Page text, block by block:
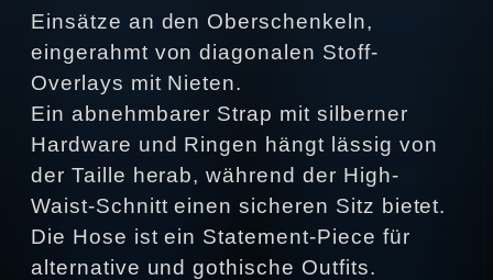
Einsätze an den Oberschenkeln,
eingerahmt von diagonalen Stoff-
Overlays mit Nieten.
Ein abnehmbarer Strap mit silberner
Hardware und Ringen hängt lässig von
der Taille herab, während der High-
Waist-Schnitt einen sicheren Sitz bietet.
Die Hose ist ein Statement-Piece für
alternative und gothische Outfits.